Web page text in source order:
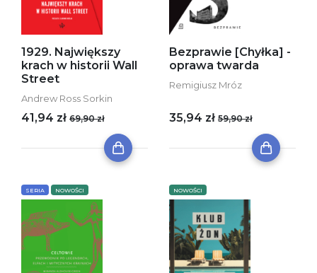
1929. Największy
krach w historii Wall
Street
Andrew Ross Sorkin
41,94 zł 69,90 zł
Bezprawie [Chyłka] -
oprawa twarda
Remigiusz Mróz
35,94 zł 59,90 zł
SERIA NOWOŚCI NOWOŚCI